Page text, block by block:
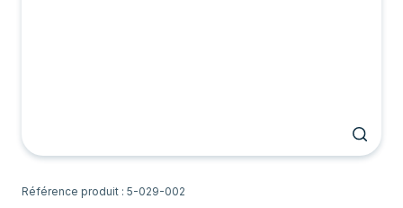
Référence produit : 5-029-002